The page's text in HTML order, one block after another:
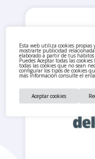
Esta web utiliza cookies
mostrarte publicidad
elaborado a partir de tus
Puedes Aceptar todas las
todas las cookies que no sean
configurar los tipos de cookies
más información consulte el
Aceptar cookies